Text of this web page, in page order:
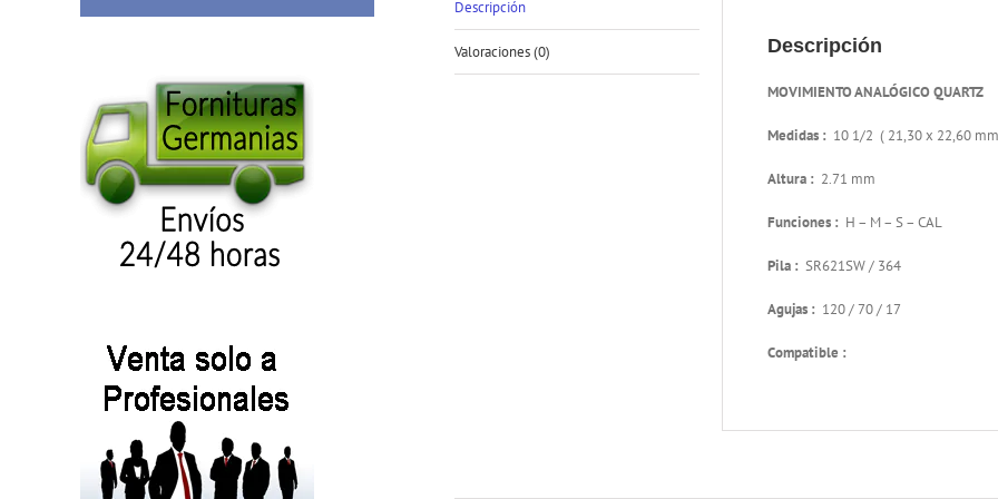
Descripción
Valoraciones (0) Descripción
MOVIMIENTO ANALÓGICO QUARTZ
Medidas : 10 1/2 ( 21,30 x 22,60
Altura : 2.71 mm
Funciones : H – M – S – CAL
Pila : SR621SW / 364
Agujas : 120 / 70 / 17
Compatible :